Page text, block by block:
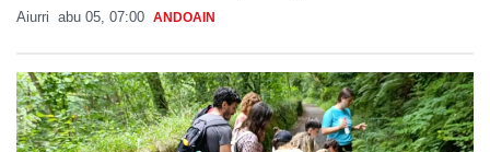
Aiurri abu 05, 07:00 ANDOAIN